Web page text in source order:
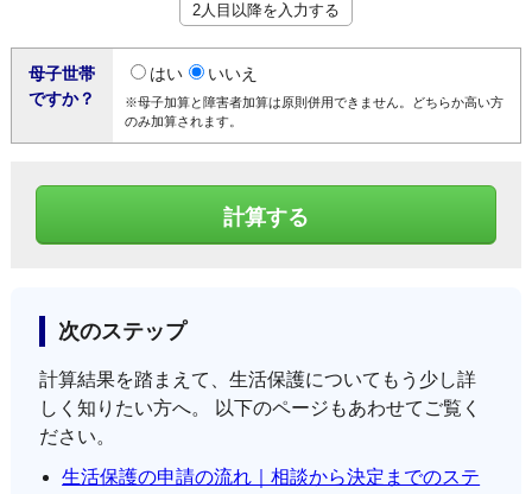
2人目以降を入力する
母子世帯
ですか？
はい いいえ
※母子加算と障害者加算は原則併用できません。どちらか高い方
のみ加算されます。
次のステップ
計算結果を踏まえて、生活保護についてもう少し詳
しく知りたい方へ。 以下のページもあわせてご覧く
ださい。
生活保護の申請の流れ｜相談から決定までのステ